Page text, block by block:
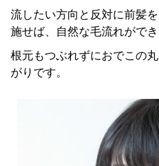
流したい方向と反対に前髪
施せば、自然な毛流れができ
根元もつぶれずにおでこの
がりです。